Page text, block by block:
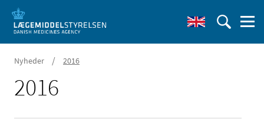
Nyheder / 2016
2016